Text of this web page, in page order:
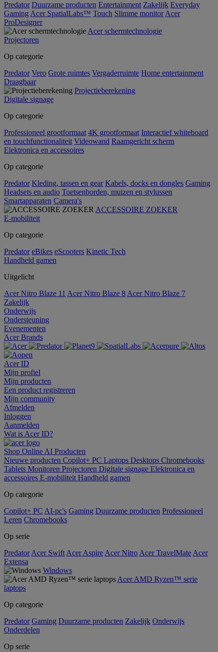
Predator Duurzame producten Entertainment Zakelijk Everyday
Gaming Acer SpatialLabs™ Touch Slimme monitor Acer
ProDesigner
Acer schermtechnologie
Projectoren
Op categorie
Predator Vero Grote ruimtes Vergaderruimte Home entertainment
Draagbaar
Projectieberekening
Digitale signage
Op categorie
Professioneel grootformaat 4K grootformaat Interactief whiteboard
en touchfunctionaliteit Videowand Raamgericht scherm
Elektronica en accessoires
Op categorie
Predator Kleding, tassen en gear Kabels, docks en dongles Gaming
Headsets en audio Toetsenborden, muizen en stylussen
Smartapparaten Camera's
ACCESSOIRE ZOEKER
E-mobiliteit
Op categorie
Predator eBikes eScooters Kinetic Tech
Handheld gamen
Uitgelicht
Acer Nitro Blaze 11 Acer Nitro Blaze 8 Acer Nitro Blaze 7
Zakelijk
Onderwijs
Ondersteuning
Evenementen
Acer Brands
Acer ID
Mijn profiel
Mijn producten
Een product registreren
Mijn community
Afmelden
Inloggen
Aanmelden
Wat is Acer ID?
Shop Online AI Producten
Nieuwe producten Copilot+ PC Laptops Desktops Chromebooks
Tablets Monitoren Projectoren Digitale signage Elektronica en
accessoires E-mobiliteit Handheld gamen
Op categorie
Copilot+ PC AI-pc's Gaming Duurzame producten Professioneel
Leren Chromebooks
Op serie
Predator Acer Swift Acer Aspire Acer Nitro Acer TravelMate Acer
Extensa
Windows
Acer AMD Ryzen™ serie
laptops
Op categorie
Predator Gaming Duurzame producten Zakelijk Onderwijs
Onderdelen
Op serie